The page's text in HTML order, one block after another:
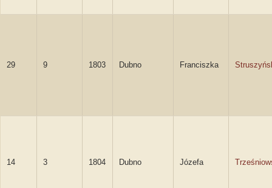
29 9 1803 Dubno Franciszka
14 3 1804 Dubno Józefa